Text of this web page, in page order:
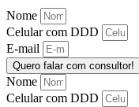
Nome
Celular com DDD
E-mail
Quero falar com consultor!
Nome
Celular com DDD